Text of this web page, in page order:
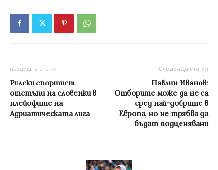
предишна статия
Рилски спортист
отстъпи на словенки в
плейофите на
Адриатическата лига
Следваща статия
Павлин Иванов:
Отборите може да не са
сред най-добрите в
Европа, но не трябва да
бъдат подценявани